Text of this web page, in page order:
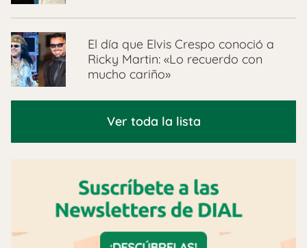
El día que Elvis Crespo conoció a
Ricky Martin: «Lo recuerdo con
mucho cariño»
Ver toda la lista